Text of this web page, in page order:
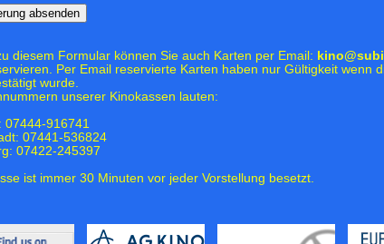
diesem Formular können Sie auch Karten per Email:
Per Email reservierte Karten haben nur Gültigkeit wenn
wurde.
unserer Kinokassen lauten:
07444-916741
07441-536824
07422-245397
ist immer 30 Minuten vor jeder Vorstellung besetzt.